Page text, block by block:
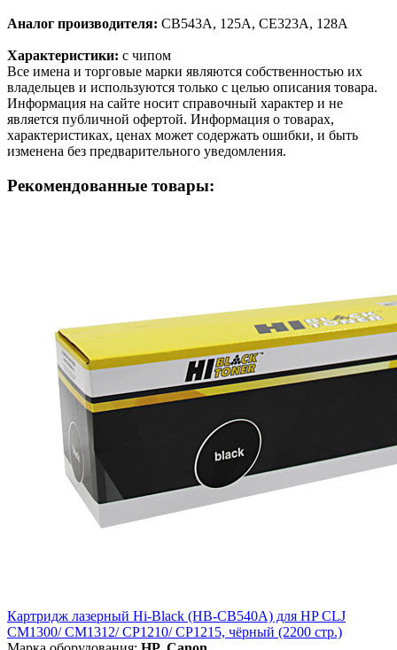
Аналог производителя: CB543A, 125A, CE323A, 128A
Характеристики: с чипом
Все имена и торговые марки являются собственностью их
владельцев и используются только с целью описания товара.
Информация на сайте носит справочный характер и не
является публичной офертой. Информация о товарах,
характеристиках, ценах может содержать ошибки, и быть
изменена без предварительного уведомления.
Рекомендованные товары:
Картридж лазерный Hi-Black (HB-CB540A) для HP CLJ
CM1300/ CM1312/ CP1210/ CP1215, чёрный (2200 стр.)